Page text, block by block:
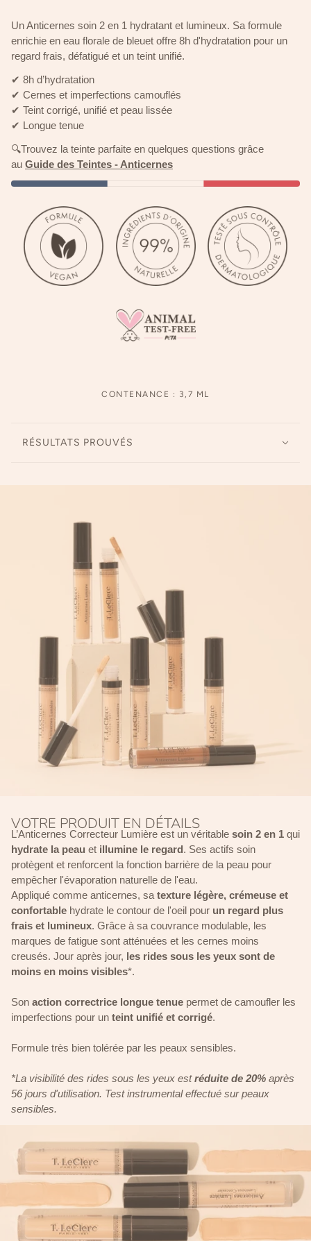
Un Anticernes soin 2 en 1 hydratant et lumineux. Sa formule
enrichie en eau florale de bleuet offre 8h d'hydratation pour un
regard frais, défatigué et un teint unifié.
✔ 8h d’hydratation
✔ Cernes et imperfections camouflés
✔ Teint corrigé, unifié et peau lissée
✔ Longue tenue
🔍Trouvez la teinte parfaite en quelques questions grâce
au Guide des Teintes - Anticernes
CONTENANCE : 3,7 ML
RÉSULTATS PROUVÉS
VOTRE PRODUIT EN DÉTAILS
L’Anticernes Correcteur Lumière est un véritable soin 2 en 1 qui
hydrate la peau et illumine le regard. Ses actifs soin
protègent et renforcent la fonction barrière de la peau pour
empêcher l'évaporation naturelle de l'eau.
Appliqué comme anticernes, sa texture légère, crémeuse et
confortable hydrate le contour de l'oeil pour un regard plus
frais et lumineux. Grâce à sa couvrance modulable, les
marques de fatigue sont atténuées et les cernes moins
creusés. Jour après jour, les rides sous les yeux sont de
moins en moins visibles*.
Son action correctrice longue tenue permet de camoufler les
imperfections pour un teint unifié et corrigé.
Formule très bien tolérée par les peaux sensibles.
*La visibilité des rides sous les yeux estréduite de 20% après
56 jours d'utilisation. Test instrumental effectué sur peaux
sensibles.